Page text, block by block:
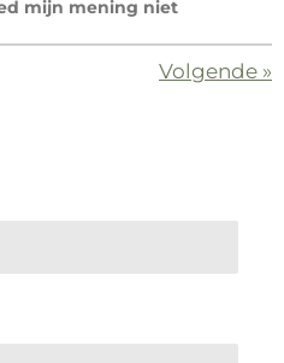
mijn mening niet
Volgende »